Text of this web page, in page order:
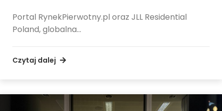
Portal RynekPierwotny.pl oraz JLL Residential
Poland, globalna…
Czytaj dalej